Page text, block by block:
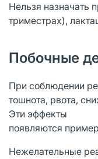
Нельзя назначать
триместрах),
Побочные
При соблюдении
тошнота, рвота,
Эти эффекты
появляются
Нежелательные